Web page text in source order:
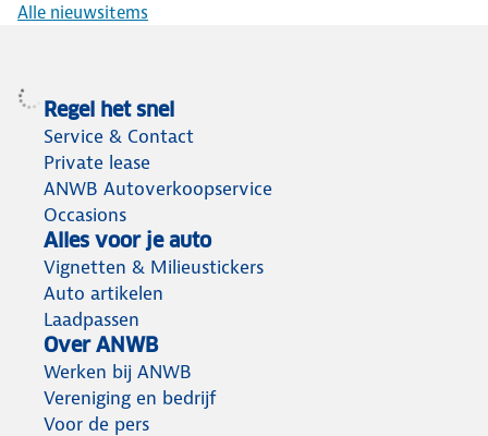
Alle nieuwsitems
Regel het snel
Service & Contact
Private lease
ANWB Autoverkoopservice
Occasions
Alles voor je auto
Vignetten & Milieustickers
Auto artikelen
Laadpassen
Over ANWB
Werken bij ANWB
Vereniging en bedrijf
Voor de pers